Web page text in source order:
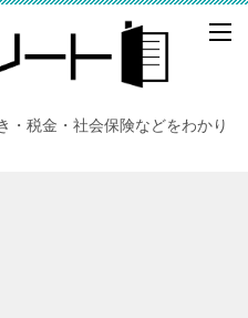
・税金・社会保険などをわかり